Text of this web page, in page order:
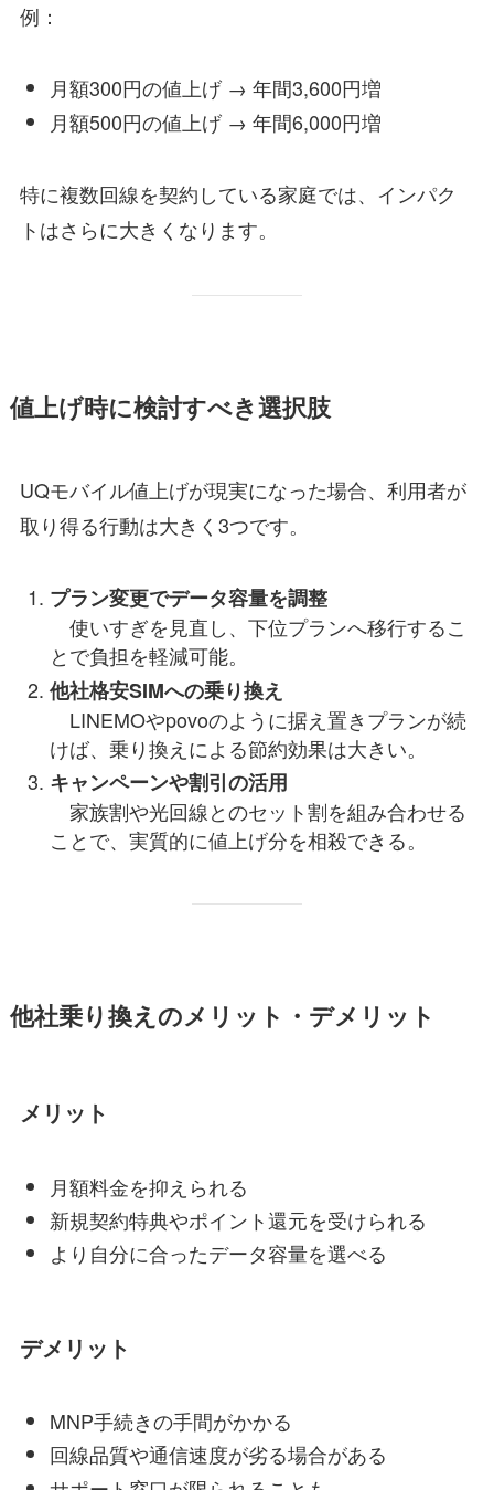
例：
月額300円の値上げ → 年間3,600円増
月額500円の値上げ → 年間6,000円増
特に複数回線を契約している家庭では、インパク
トはさらに大きくなります。
値上げ時に検討すべき選択肢
UQモバイル値上げが現実になった場合、利用者が
取り得る行動は大きく3つです。
プラン変更でデータ容量を調整
使いすぎを見直し、下位プランへ移行するこ
とで負担を軽減可能。
他社格安SIMへの乗り換え
LINEMOやpovoのように据え置きプランが続
けば、乗り換えによる節約効果は大きい。
キャンペーンや割引の活用
家族割や光回線とのセット割を組み合わせる
ことで、実質的に値上げ分を相殺できる。
他社乗り換えのメリット・デメリット
メリット
月額料金を抑えられる
新規契約特典やポイント還元を受けられる
より自分に合ったデータ容量を選べる
デメリット
MNP手続きの手間がかかる
回線品質や通信速度が劣る場合がある